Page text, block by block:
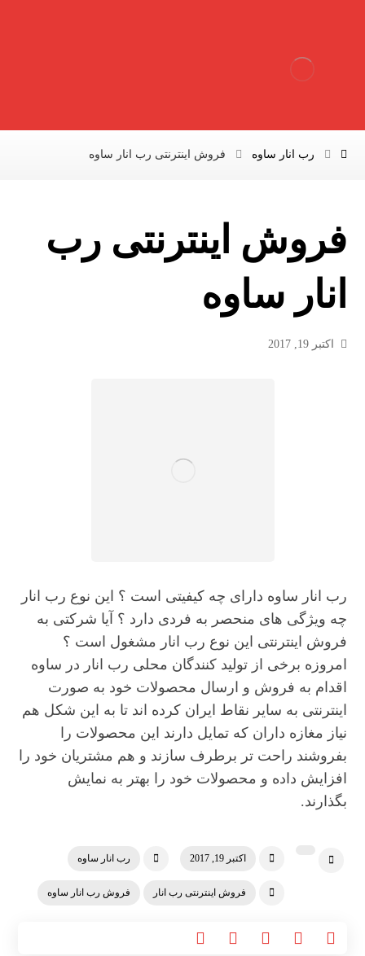
رب انار ساوه فروش اینترنتی رب انار ساوه
فروش اینترنتی رب
انار ساوه
اکتبر 19, 2017
رب انار ساوه دارای چه کیفیتی است ؟ این نوع رب انار
چه ویژگی های منحصر به فردی دارد ؟ آیا شرکتی به
فروش اینترنتی این نوع رب انار مشغول است ؟
امروزه برخی از تولید کنندگان محلی رب انار در ساوه
اقدام به فروش و ارسال محصولات خود به صورت
اینترنتی به سایر نقاط ایران کرده اند تا به این شکل هم
نیاز مغازه داران که تمایل دارند این محصولات را
بفروشند راحت تر برطرف سازند و هم مشتریان خود را
افزایش داده و محصولات خود را بهتر به نمایش
بگذارند.
اکتبر 19, 2017 رب انار ساوه
فروش اینترنتی رب انار فروش رب انار ساوه